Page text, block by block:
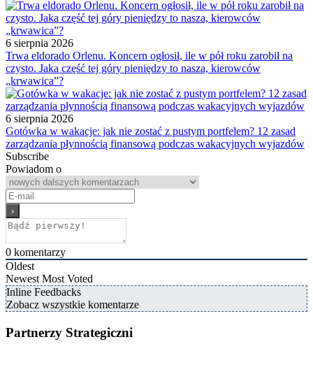
6 sierpnia 2026
Trwa eldorado Orlenu. Koncern ogłosił, ile w pół roku zarobił na
czysto. Jaka część tej góry pieniędzy to nasza, kierowców
„krwawica”?
6 sierpnia 2026
Gotówka w wakacje: jak nie zostać z pustym portfelem? 12 zasad
zarządzania płynnością finansową podczas wakacyjnych wyjazdów
Subscribe
Powiadom o
0 komentarzy
Oldest
Newest Most Voted
Inline Feedbacks
Zobacz wszystkie komentarze
Partnerzy Strategiczni